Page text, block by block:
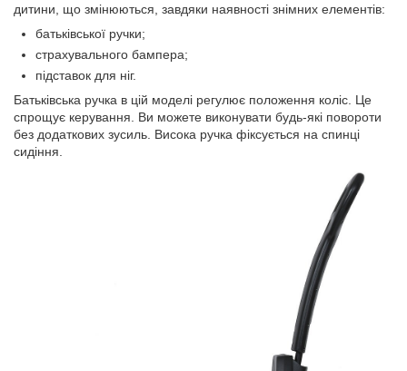
дитини, що змінюються, завдяки наявності знімних елементів:
батьківської ручки;
страхувального бампера;
підставок для ніг.
Батьківська ручка в цій моделі регулює положення коліс. Це
спрощує керування. Ви можете виконувати будь-які повороти
без додаткових зусиль. Висока ручка фіксується на спинці
сидіння.